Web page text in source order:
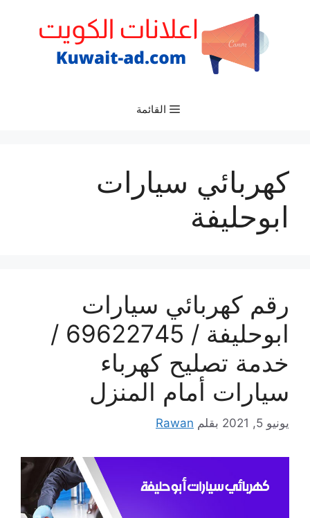
القائمة
كهربائي سيارات
ابوحليفة
رقم كهربائي سيارات
ابوحليفة / 69622745 /
خدمة تصليح كهرباء
سيارات أمام المنزل
يونيو 5, 2021 بقلم Rawan